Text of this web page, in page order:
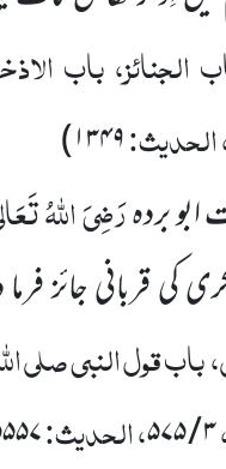
الجنائز، باب
الحدیث:۱۳۴۹)
بردہرَضِیَ اللہُ
کی قربانی جائز
قول النبی صلی
۳ / ۵۷۵ ، الحدیث: